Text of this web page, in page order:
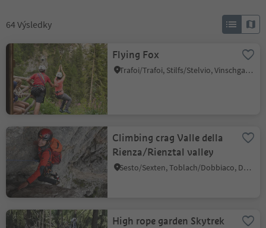
64Výsledky
Flying Fox
Trafoi/Trafoi, Stilfs/Stelvio, Vinschgau/Val Venosta
Climbing crag Valle della
Rienza/Rienztal valley
Sesto/Sexten, Toblach/Dobbiaco, Dolomites Region 3 Zinnen
High rope garden Skytrek